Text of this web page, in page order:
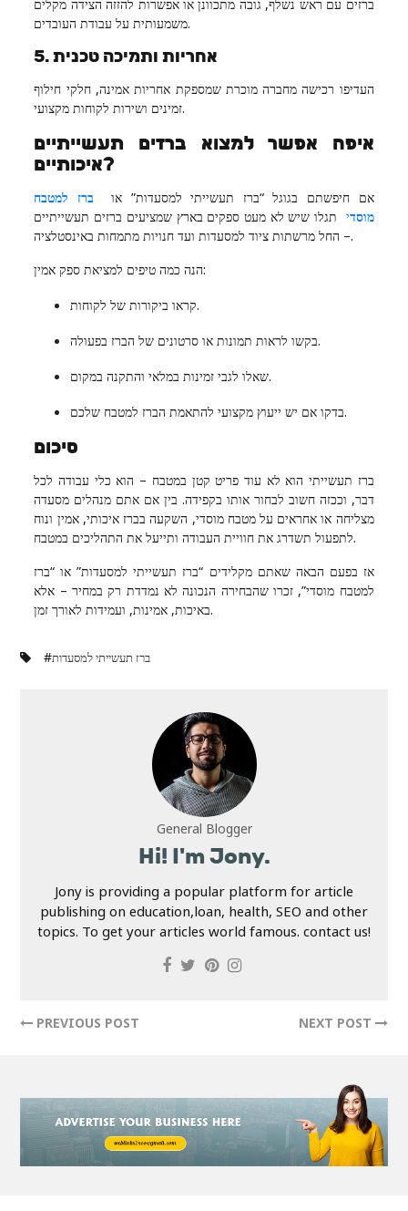
ברזים עם ראש נשלף, גובה מתכוונן או אפשרות להזזה הצידה מקלים
משמעותית על עבודת העובדים.
5. אחריות ותמיכה טכנית
העדיפו רכישה מחברה מוכרת שמספקת אחריות אמינה, חלקי חילוף
זמינים ושירות לקוחות מקצועי.
איפה אפשר למצוא ברזים תעשייתיים
איכותיים?
אם חיפשתם בגוגל “ברז תעשייתי למסעדות” אוברז למטבח
מוסדי תגלו שיש לא מעט ספקים בארץ שמציעים ברזים תעשייתיים
– החל מרשתות ציוד למסעדות ועד חנויות מתמחות באינסטלציה.
הנה כמה טיפים למציאת ספק אמין:
קראו ביקורות של לקוחות.
בקשו לראות תמונות או סרטונים של הברז בפעולה.
שאלו לגבי זמינות במלאי והתקנה במקום.
בדקו אם יש ייעוץ מקצועי להתאמת הברז למטבח שלכם.
סיכום
ברז תעשייתי הוא לא עוד פריט קטן במטבח – הוא כלי עבודה לכל
דבר, וככזה חשוב לבחור אותו בקפידה. בין אם אתם מנהלים מסעדה
מצליחה או אחראים על מטבח מוסדי, השקעה בברז איכותי, אמין ונוח
לתפעול תשדרג את חוויית העבודה ותייעל את התהליכים במטבח.
אז בפעם הבאה שאתם מקלידים “ברז תעשייתי למסעדות” או “ברז
למטבח מוסדי”, זכרו שהבחירה הנכונה לא נמדדת רק במחיר – אלא
באיכות, אמינות, ועמידות לאורך זמן.
#ברז תעשייתי למסעדות
General Blogger
Hi! I'm Jony.
Jony is providing a popular platform for article
publishing on education,loan, health, SEO and other
topics. To get your articles world famous. contact us!
PREVIOUS POST NEXT POST